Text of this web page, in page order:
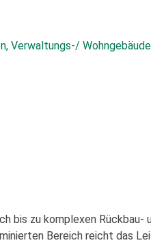
Verwaltungs-/
bis zu komplexen Rückbau-
Bereich reicht das